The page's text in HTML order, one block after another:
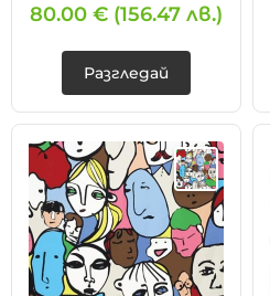
80.00 € (156.47 лв.)
Разгледай